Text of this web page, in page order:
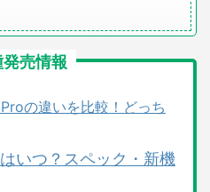
売情報
の違いを比較！どっち
いつ？スペック・新機